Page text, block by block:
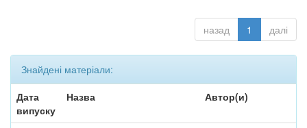
назад 1 далі
Знайдені матеріали:
Дата
випуску
Назва Автор(и)